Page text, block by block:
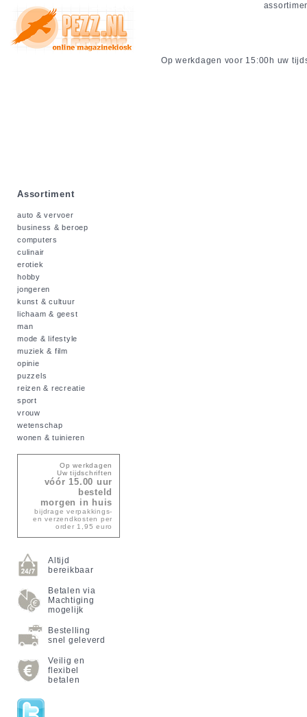
Op werkdagen voor 15:00h uw
Assortiment
auto & vervoer
business & beroep
computers
culinair
erotiek
hobby
jongeren
kunst & cultuur
lichaam & geest
man
mode & lifestyle
muziek & film
opinie
puzzels
reizen & recreatie
sport
vrouw
wetenschap
wonen & tuinieren
Op werkdagen
Uw tijdschriften
vóór 15.00 uur
besteld
morgen in huis
bijdrage verpakkings-
en verzendkosten per
order 1,95 euro
Altijd
bereikbaar
Betalen via
Machtiging
mogelijk
Bestelling
snel geleverd
Veilig en
flexibel
betalen